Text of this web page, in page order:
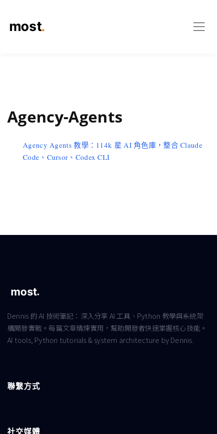
Agency-Agents
Agency Agents 教學：114k 星 AI 角色庫，整合 Claude
Code、Cursor、Codex CLI
Dennis 的 AI 技術筆記：深入分享 AI 工具、Python 教學與系統架
構開發實戰。每篇文章精煉實用，幫助開發者快速掌握核心技能。
AI tools, Python tutorials & system architecture by Dennis.
聯繫方式
社交媒體